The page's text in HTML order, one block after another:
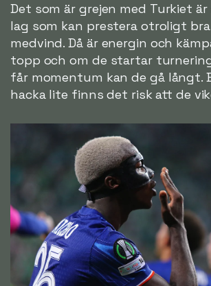
Det som är grejen med Turkiet
lag som kan prestera otroligt
medvind. Då är energin och
topp och om de startar
får momentum kan de gå långt.
hacka lite finns det risk att de